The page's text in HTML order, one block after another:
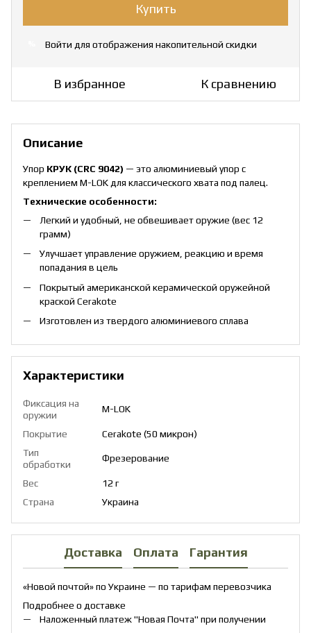
Купить
Войти для отображения накопительной скидки
В избранное К сравнению
Описание
Упор КРУК (CRC 9042) — это алюминиевый упор с
креплением M-LOK для классического хвата под палец.
Технические особенности:
Легкий и удобный, не обвешивает оружие (вес 12
грамм)
Улучшает управление оружием, реакцию и время
попадания в цель
Покрытый американской керамической оружейной
краской Cerakote
Изготовлен из твердого алюминиевого сплава
Характеристики
Фиксация на
оружии
M-LOK
Покрытие
Cerakote (50 микрон)
Тип
обработки
Фрезерование
Вес
12 г
Страна
Украина
Доставка Оплата Гарантия
«Новой почтой» по Украине — по тарифам перевозчика
Подробнее о доставке
Наложенный платеж "Новая Почта" при получении